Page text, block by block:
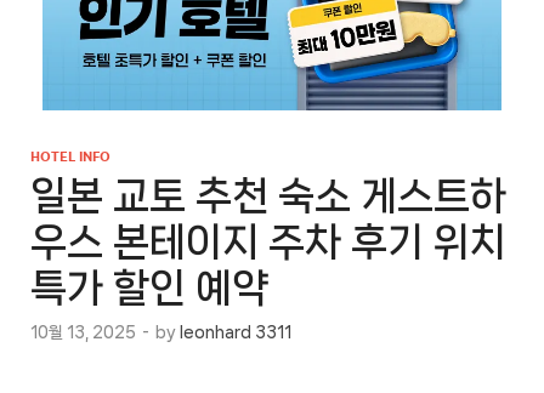
HOTEL INFO
일본 교토 추천 숙소 게스트하
우스 본테이지 주차 후기 위치
특가 할인 예약
10월 13, 2025 - by leonhard 3311